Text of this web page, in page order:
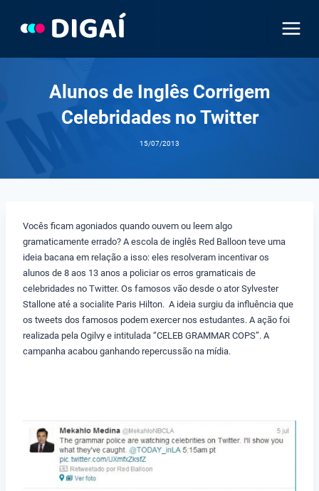
Alunos de Inglês Corrigem
Celebridades no Twitter
15/07/2013
Vocês ficam agoniados quando ouvem ou leem algo
gramaticamente errado? A escola de inglês Red Balloon teve uma
ideia bacana em relação a isso: eles resolveram incentivar os
alunos de 8 aos 13 anos a policiar os erros gramaticais de
celebridades no Twitter. Os famosos vão desde o ator Sylvester
Stallone até a socialite Paris Hilton. A ideia surgiu da influência que
os tweets dos famosos podem exercer nos estudantes. A ação foi
realizada pela Ogilvy e intitulada “CELEB GRAMMAR COPS”. A
campanha acabou ganhando repercussão na mídia.